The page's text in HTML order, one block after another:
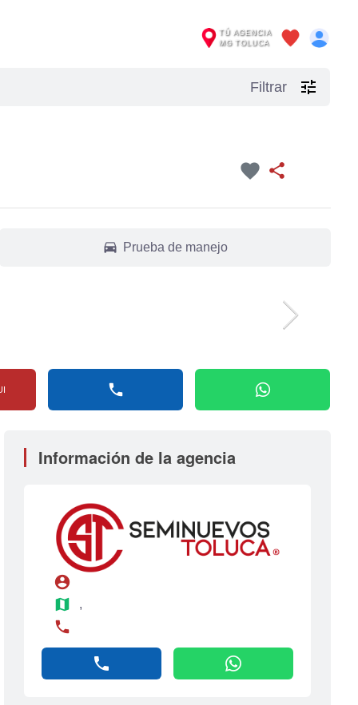
TÚ AGENCIA
MG TOLUCA
Filtrar tune
favorite share
drive_eta Prueba de manejo
phone whatsapp
Información de la agencia
account_circle
map
,
phone
phone whatsapp